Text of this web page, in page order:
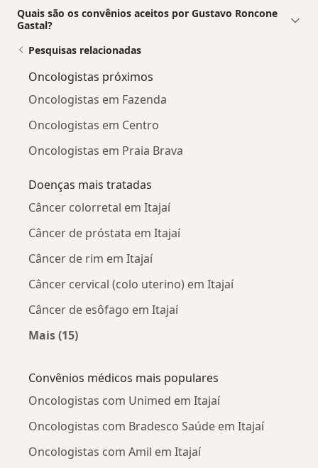
Quais são os convênios aceitos por Gustavo Roncone
Gastal?
Pesquisas relacionadas
Oncologistas próximos
Oncologistas em Fazenda
Oncologistas em Centro
Oncologistas em Praia Brava
Doenças mais tratadas
Câncer colorretal em Itajaí
Câncer de próstata em Itajaí
Câncer de rim em Itajaí
Câncer cervical (colo uterino) em Itajaí
Câncer de esôfago em Itajaí
Mais (15)
Convênios médicos mais populares
Oncologistas com Unimed em Itajaí
Oncologistas com Bradesco Saúde em Itajaí
Oncologistas com Amil em Itajaí